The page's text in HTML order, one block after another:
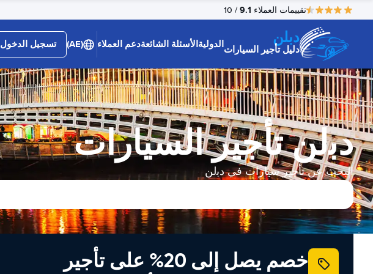
تقييمات العملاء 9.1
/ 10
دبلن
دليل تأجير السياراتالدوليةالأسئلة الشائعةدعم العملاء (AE) تسجيل الدخول
دﺑلن تأجير السيارات
البحث عن تأجير سيارات في دﺑلن
خصم يصل إلى 20% على تأجير